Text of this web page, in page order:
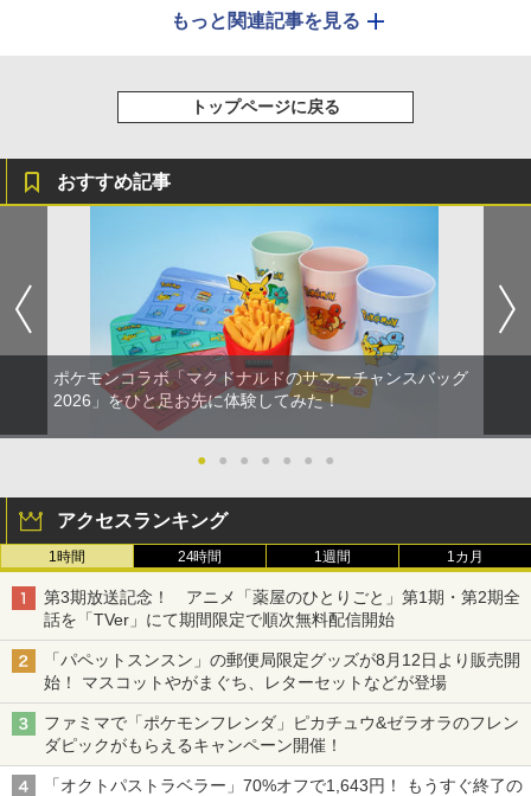
もっと関連記事を見る
トップページに戻る
おすすめ記事
ポケモンコラボ「マクドナルドのサマーチャンスバッグ
2026」をひと足お先に体験してみた！
● ● ● ● ● ● ●
アクセスランキング
1時間 24時間 1週間 1カ月
第3期放送記念！ アニメ「薬屋のひとりごと」第1期・第2期全
話を「TVer」にて期間限定で順次無料配信開始
「パペットスンスン」の郵便局限定グッズが8月12日より販売開
始！ マスコットやがまぐち、レターセットなどが登場
ファミマで「ポケモンフレンダ」ピカチュウ&ゼラオラのフレン
ダピックがもらえるキャンペーン開催！
「オクトパストラベラー」70%オフで1,643円！ もうすぐ終了の